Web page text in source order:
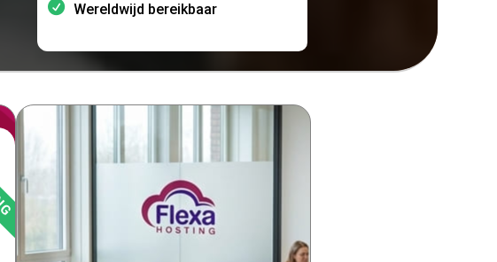
Wereldwijd bereikbaar